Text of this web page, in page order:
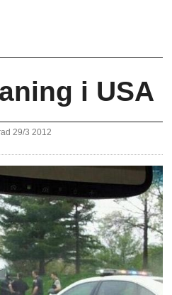
i USA
29/3 2012